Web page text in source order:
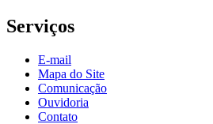
Serviços
E-mail
Mapa do Site
Comunicação
Ouvidoria
Contato